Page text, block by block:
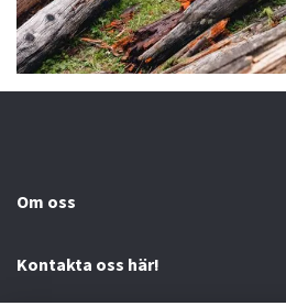
Om oss
Kontakta oss här!